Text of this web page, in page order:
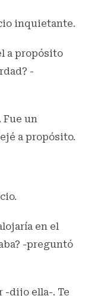
inquietante.
a propósito
-
Fue un
a propósito.
en el
-preguntó
-dijo ella-. Te